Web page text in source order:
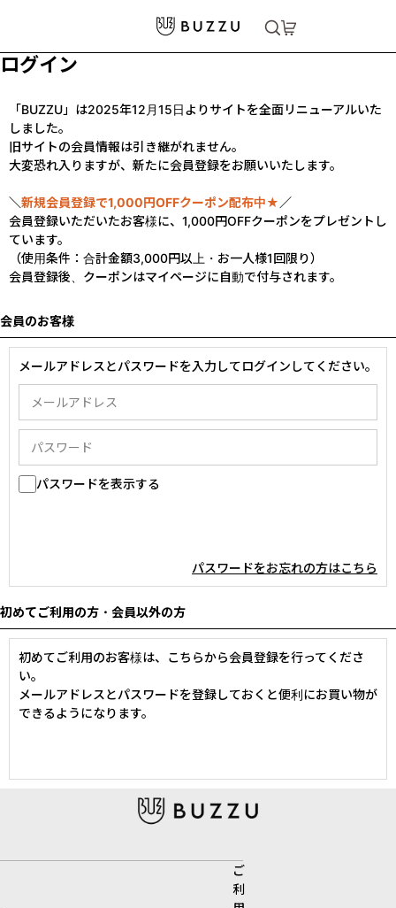
ログイン
「BUZZU」は2025年12月15日よりサイトを全面リニューアルいた
しました。
旧サイトの会員情報は引き継がれません。
大変恐れ入りますが、新たに会員登録をお願いいたします。
＼新規会員登録で1,000円OFFクーポン配布中★ ／
会員登録いただいたお客様に、1,000円OFFクーポンをプレゼントし
ています。
（使用条件：合計金額3,000円以上・お一人様1回限り）
会員登録後、クーポンはマイページに自動で付与されます。
会員のお客様
メールアドレスとパスワードを入力してログインしてください。
パスワードを表示する
パスワードをお忘れの方はこちら
初めてご利用の方・会員以外の方
初めてご利用のお客様は、こちらから会員登録を行ってくださ
い。
メールアドレスとパスワードを登録しておくと便利にお買い物が
できるようになります。
ご
利